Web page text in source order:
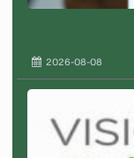
2026-08-08